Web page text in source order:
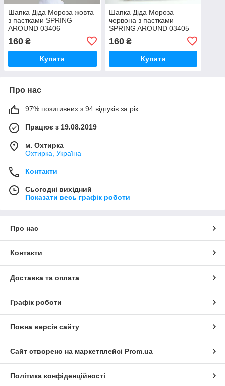
Шапка Діда Мороза жовта
з паєтками SPRING
AROUND 03406
160 ₴
Купити
Шапка Діда Мороза
червона з паєтками
SPRING AROUND 03405
160₴
Купити
Про нас
97% позитивних з 94 відгуків за рік
Працює з 19.08.2019
м. Охтирка
Охтирка, Україна
Контакти
Сьогодні вихідний
Показати весь графік роботи
Про нас
Контакти
Доставка та оплата
Графік роботи
Повна версія сайту
Сайт створено на маркетплейсі Prom.ua
Політика конфіденційності